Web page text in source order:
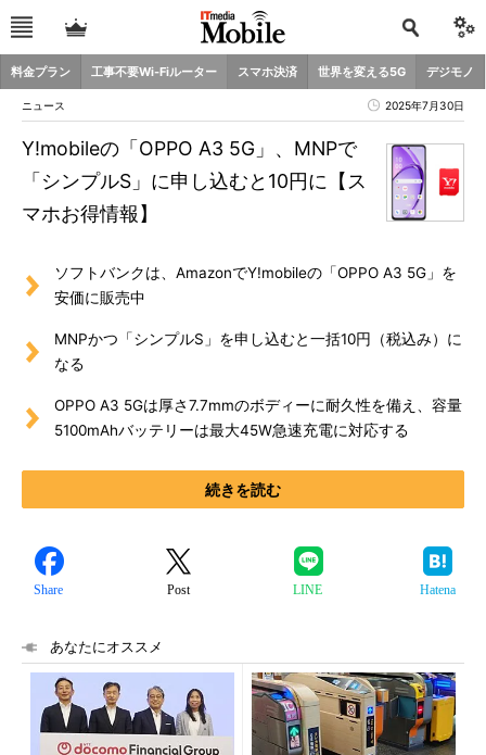
料金プラン 工事不要Wi-Fiルーター スマホ決済 世界を変える5G デジモノ
ニュース 2025年7月30日
Y!mobileの「OPPO A3 5G」、MNPで
「シンプルS」に申し込むと10円に【ス
マホお得情報】
ソフトバンクは、AmazonでY!mobileの「OPPO A3 5G」を
安価に販売中
MNPかつ「シンプルS」を申し込むと一括10円（税込み）に
なる
OPPO A3 5Gは厚さ7.7mmのボディーに耐久性を備え、容量
5100mAhバッテリーは最大45W急速充電に対応する
続きを読む
Share Post LINE Hatena
あなたにオススメ